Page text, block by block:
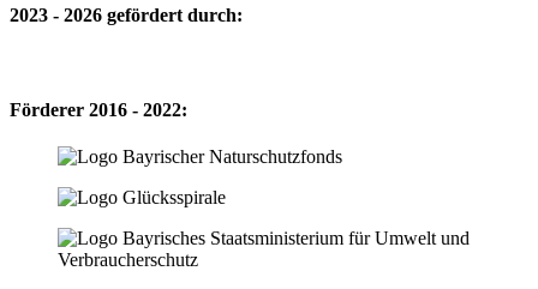
2023 - 2026 gefördert durch:
Förderer 2016 - 2022: